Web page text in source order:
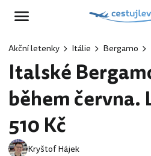
Akční letenky Itálie Bergamo
Italské
během června.
510 Kč
Kryštof Hájek